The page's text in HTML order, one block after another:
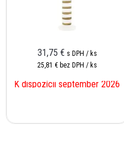
31,75 € s DPH / ks
25,81 € bez DPH / ks
K dispozícii september 2026